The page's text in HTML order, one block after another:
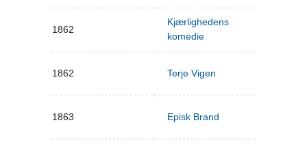
1862
Kjærlighedens
komedie
1862 Terje Vigen
1863 Episk Brand